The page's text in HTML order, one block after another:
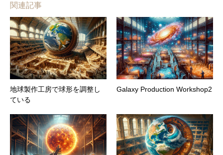
関連記事
地球製作工房で球形を調整し
ている
Galaxy Production Workshop2